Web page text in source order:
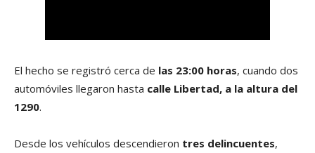
El hecho se registró cerca de las 23:00 horas, cuando dos
automóviles llegaron hasta calle Libertad, a la altura del
1290.
Desde los vehículos descendieron tres delincuentes,